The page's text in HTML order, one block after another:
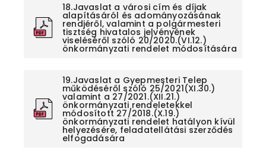
18.Javaslat a városi cím és díjak
alapításáról és adományozásának
rendjéről, valamint a polgármesteri
tisztség hivatalos jelvényének
viseléséről szóló 20/2020.(VI.12.)
önkormányzati rendelet módosítására
19.Javaslat a Gyepmesteri Telep
működéséről szóló 25/2021(XI.30.)
valamint a 27/2021.(XII.21.)
önkormányzati rendeletekkel
módosított 27/2018.(X.19.)
önkormányzati rendelet hatályon kívül
helyezésére, feladatellátási szerződés
elfogadására